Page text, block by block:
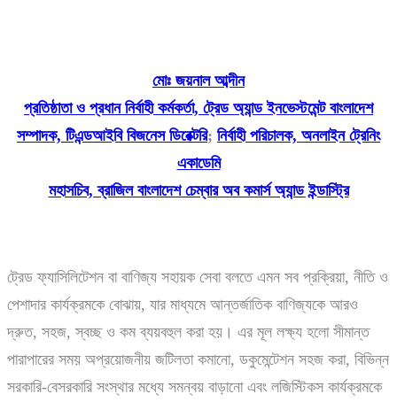
মোঃ জয়নাল আব্দীন
প্রতিষ্ঠাতা ও প্রধান নির্বাহী কর্মকর্তা, ট্রেড অ্যান্ড ইনভেস্টমেন্ট বাংলাদেশ
সম্পাদক, টিএন্ডআইবি বিজনেস ডিরেক্টরি; নির্বাহী পরিচালক, অনলাইন ট্রেনিং
একাডেমি
মহাসচিব, ব্রাজিল বাংলাদেশ চেম্বার অব কমার্স অ্যান্ড ইন্ডাস্ট্রি
ট্রেড ফ্যাসিলিটেশন বা বাণিজ্য সহায়ক সেবা বলতে এমন সব প্রক্রিয়া, নীতি ও
পেশাদার কার্যক্রমকে বোঝায়, যার মাধ্যমে আন্তর্জাতিক বাণিজ্যকে আরও
দ্রুত, সহজ, স্বচ্ছ ও কম ব্যয়বহুল করা হয়। এর মূল লক্ষ্য হলো সীমান্ত
পারাপারের সময় অপ্রয়োজনীয় জটিলতা কমানো, ডকুমেন্টেশন সহজ করা, বিভিন্ন
সরকারি-বেসরকারি সংস্থার মধ্যে সমন্বয় বাড়ানো এবং লজিস্টিকস কার্যক্রমকে